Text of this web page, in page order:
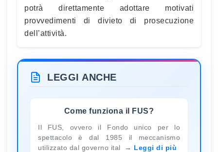
potrà direttamente adottare motivati
provvedimenti di divieto di prosecuzione
dell’attività.
LEGGI ANCHE
Come funziona il FUS?
Il FUS, ovvero il Fondo unico per lo
spettacolo è dal 1985 il meccanismo
utilizzato dal governo ital
Leggi di più